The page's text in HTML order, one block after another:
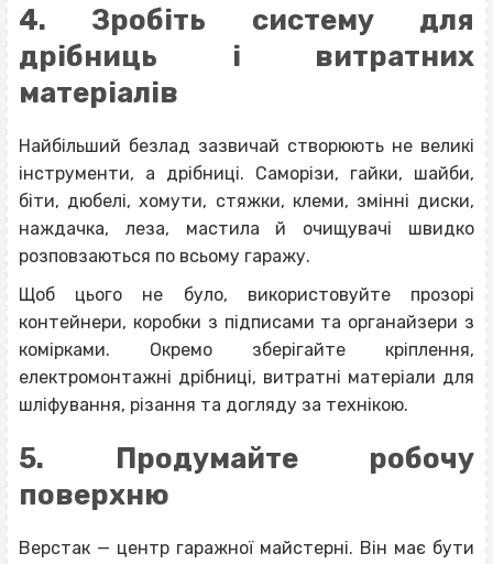
4. Зробіть систему для
дрібниць і витратних
матеріалів
Найбільший безлад зазвичай створюють не великі
інструменти, а дрібниці. Саморізи, гайки, шайби,
біти, дюбелі, хомути, стяжки, клеми, змінні диски,
наждачка, леза, мастила й очищувачі швидко
розповзаються по всьому гаражу.
Щоб цього не було, використовуйте прозорі
контейнери, коробки з підписами та органайзери з
комірками. Окремо зберігайте кріплення,
електромонтажні дрібниці, витратні матеріали для
шліфування, різання та догляду за технікою.
5. Продумайте робочу
поверхню
Верстак — центр гаражної майстерні. Він має бути